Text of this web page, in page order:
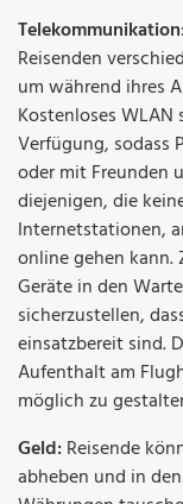
Reisenden
um während ihres
Kostenloses
Verfügung, sodass
oder mit Freunden
diejenigen, die
Internetstationen,
online gehen
Geräte in den
sicherzustellen,
einsatzbereit sind.
Aufenthalt am
möglich zu
Geld:Reisende
abheben und in